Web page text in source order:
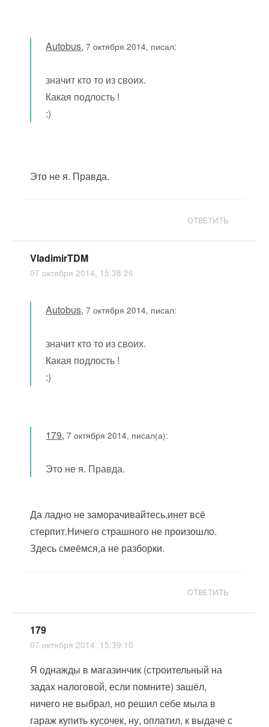
Autobus,7 октября 2014, писал:
значит кто то из своих.
Какая подлость !
:)
Это не я. Правда.
ОТВЕТИТЬ
VladimirTDM
07 октября 2014, 15:38:26
Autobus,7 октября 2014, писал:
значит кто то из своих.
Какая подлость !
:)
179,7 октября 2014, писал(а):
Это не я. Правда.
Да ладно не заморачивайтесь,инет всё
стерпит.Ничего страшного не произошло.
Здесь смеёмся,а не разборки.
ОТВЕТИТЬ
179
07 октября 2014, 15:39:10
Я однажды в магазинчик (строительный на
задах налоговой, если помните) зашёл,
ничего не выбрал, но решил себе мыла в
гараж купить кусочек, ну, оплатил, к выдаче с